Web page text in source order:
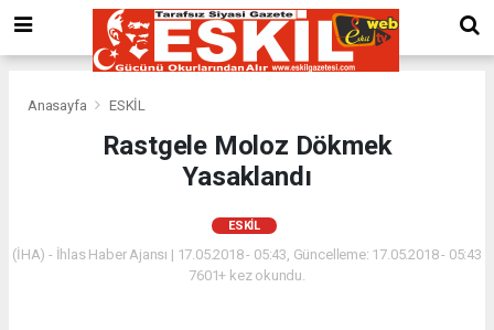
Anasayfa ESKİL
Rastgele Moloz Dökmek
Yasaklandı
ESKİL
(İHA) - İhlas Haber Ajansı | 17.05.2018 - 05:43, Güncelleme: 17.05.2018 - 05:43
7601+ kez okundu.